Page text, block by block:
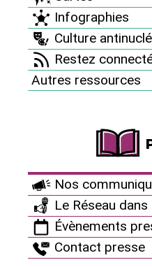
Infographies
Culture
Restez
Autres ressources
Nos
Le Réseau
Évènements
Contact presse
Rapport
nucléaire
défense !
Communiqué de presse du